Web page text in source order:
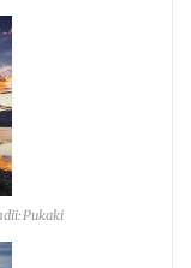
Pukaki